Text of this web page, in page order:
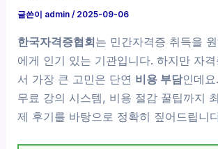
글쓴이 admin/ 2025-09-06
한국자격증협회는 민간자격증 취득을
에게 인기 있는 기관입니다. 하지만 자
서 가장 큰 고민은 단연 비용 부담인데
무료 강의 시스템, 비용 절감 꿀팁까지
제 후기를 바탕으로 정확히 짚어드립니